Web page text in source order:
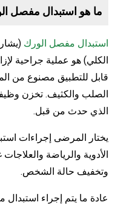
ما هو استبدال مفصل
استبدال مفصل الورك
الكلي) هو عملية جراحية
قابل للتطبيق مصنوع من
الصلب والكثيف. تخزن
الذي حدث من قبل.
يختار المرضى إجراءات
الأدوية والرياضة والعلاجات
وتخفيف حالة الشخص.
عادة ما يتم إجراء